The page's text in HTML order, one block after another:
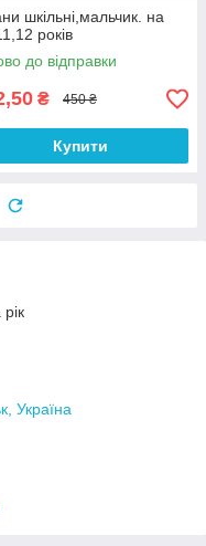
шкільні,мальчик. на
років
до відправки
₴ 450 ₴
Купити
Україна